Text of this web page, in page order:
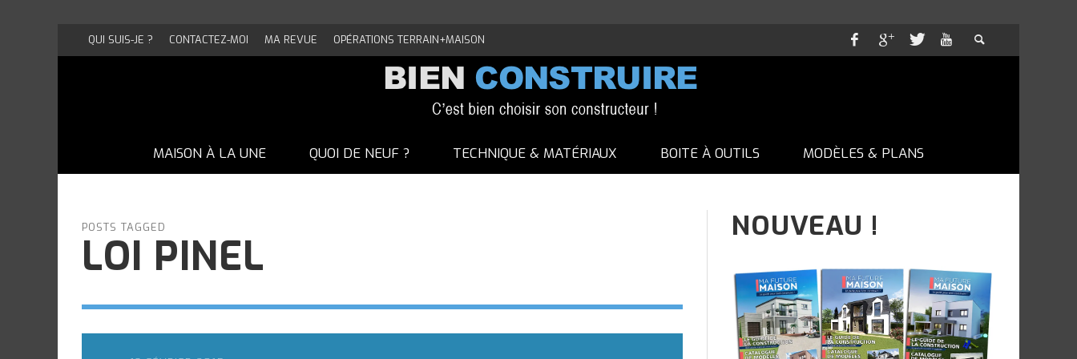
QUI SUIS-JE ? CONTACTEZ-MOI MA REVUE OPÉRATIONS TERRAIN+MAISON
MAISON À LA UNE
UNE MAISON EN BRIQUE PAS COMME
QUOI DE NEUF ?
UNE MAISON EN BRIQUE PAS COMME
TECHNIQUE & MATÉRIAUX
UNE MAISON EN BRIQUE PAS COMME
BOITE À OUTILS MODÈLES & PLANS
UNE MAISON EN BRIQUE PAS COMME
POSTS TAGGED
LOI PINEL
NOUVEAU !